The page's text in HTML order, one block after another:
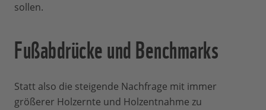
sollen.
Fußabdrücke und Benchmarks
Statt also die steigende Nachfrage mit immer
größerer Holzernte und Holzentnahme zu